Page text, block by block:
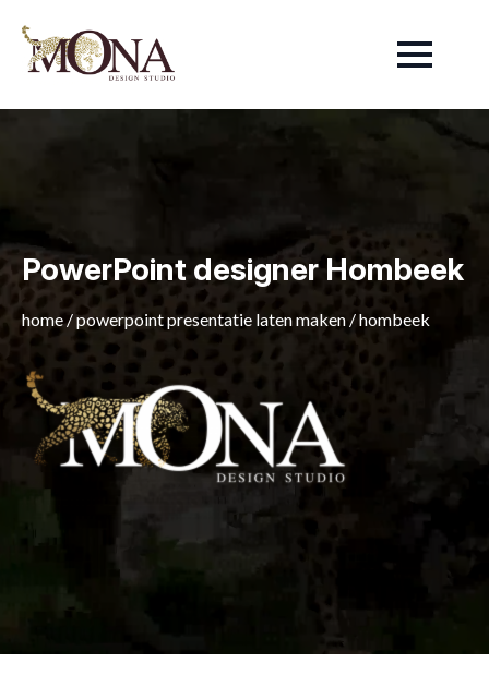
PowerPoint designer Hombeek
home /powerpoint presentatie laten maken /hombeek